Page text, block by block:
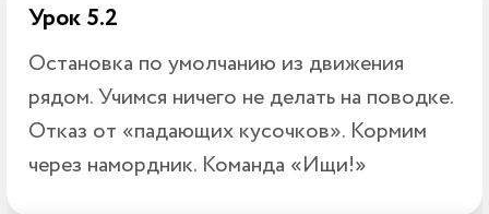
Урок 5.2
Остановка по умолчанию из движения
рядом. Учимся ничего не делать на поводке.
Отказ от «падающих кусочков». Кормим
через намордник. Команда «Ищи!»